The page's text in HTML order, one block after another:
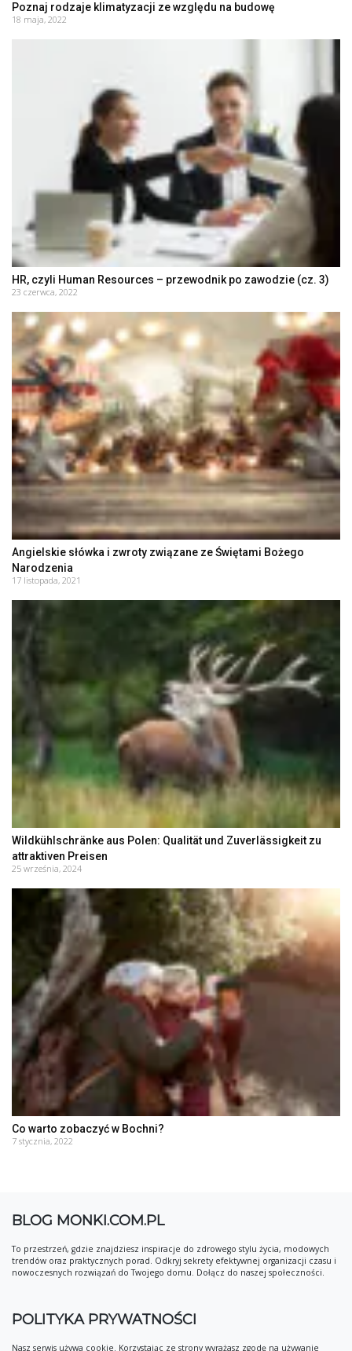
Poznaj rodzaje klimatyzacji ze względu na budowę
18 maja, 2022
HR, czyli Human Resources – przewodnik po zawodzie (cz. 3)
23 czerwca, 2022
Angielskie słówka i zwroty związane ze Świętami Bożego
Narodzenia
17 listopada, 2021
Wildkühlschränke aus Polen: Qualität und Zuverlässigkeit zu
attraktiven Preisen
25 września, 2024
Co warto zobaczyć w Bochni?
7 stycznia, 2022
BLOG MONKI.COM.PL
To przestrzeń, gdzie znajdziesz inspiracje do zdrowego stylu życia, modowych
trendów oraz praktycznych porad. Odkryj sekrety efektywnej organizacji czasu i
nowoczesnych rozwiązań do Twojego domu. Dołącz do naszej społeczności.
POLITYKA PRYWATNOŚCI
Nasz serwis używa cookie. Korzystając ze strony wyrażasz zgodę na używanie